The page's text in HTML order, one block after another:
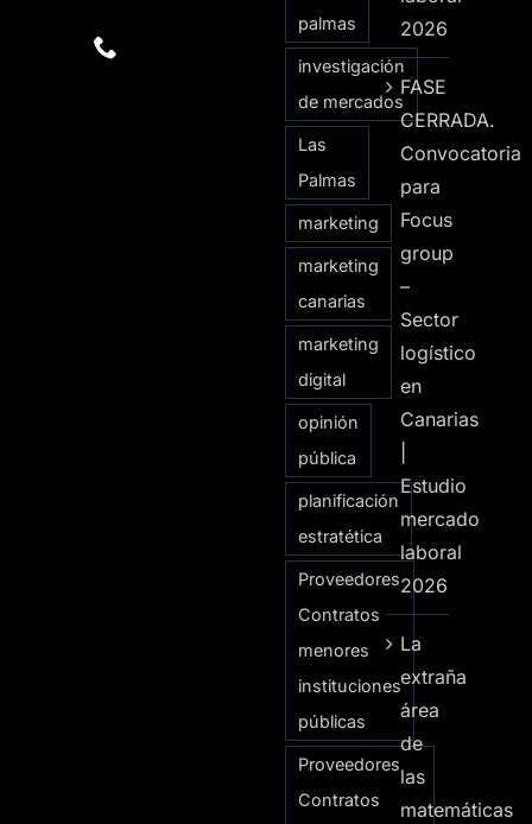
palmas
investigación
de mercados
Las
Palmas
marketing
marketing
canarias
marketing
digital
opinión
pública
planificación
estratética
Proveedores
Contratos
menores
instituciones
públicas
Proveedores
Contratos
2026
FASE
CERRADA.
Convocatoria
para
Focus
group
–
Sector
logístico
en
Canarias
Estudio
mercado
laboral
2026
La
extraña
área
de
las
matemáticas